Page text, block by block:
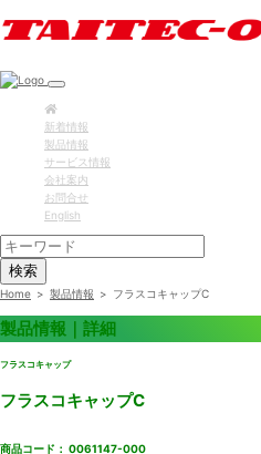
新着情報
製品情報
サービス情報
会社案内
お問合せ
English
検索
Home > 製品情報 > フラスコキャップC
製品情報｜詳細
フラスコキャップ
フラスコキャップC
商品コード： 0061147-000